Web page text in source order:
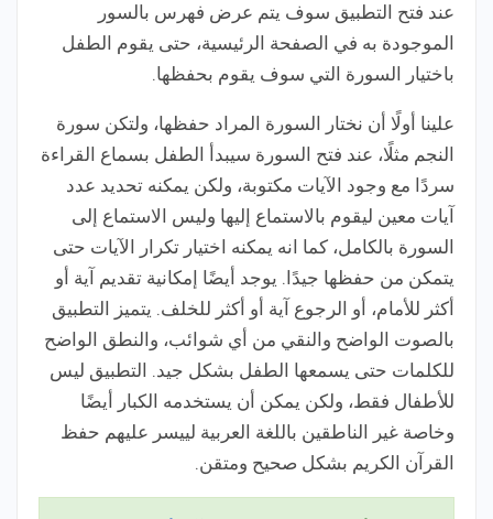
عند فتح التطبيق سوف يتم عرض فهرس بالسور
الموجودة به في الصفحة الرئيسية، حتى يقوم الطفل
باختيار السورة التي سوف يقوم بحفظها.
علينا أولًا أن نختار السورة المراد حفظها، ولتكن سورة
النجم مثلًا، عند فتح السورة سيبدأ الطفل بسماع القراءة
سردًا مع وجود الآيات مكتوبة، ولكن يمكنه تحديد عدد
آيات معين ليقوم بالاستماع إليها وليس الاستماع إلى
السورة بالكامل، كما انه يمكنه اختيار تكرار الآيات حتى
يتمكن من حفظها جيدًا. يوجد أيضًا إمكانية تقديم آية أو
أكثر للأمام، أو الرجوع آية أو أكثر للخلف. يتميز التطبيق
بالصوت الواضح والنقي من أي شوائب، والنطق الواضح
للكلمات حتى يسمعها الطفل بشكل جيد. التطبيق ليس
للأطفال فقط، ولكن يمكن أن يستخدمه الكبار أيضًا
وخاصة غير الناطقين باللغة العربية لييسر عليهم حفظ
القرآن الكريم بشكل صحيح ومتقن.